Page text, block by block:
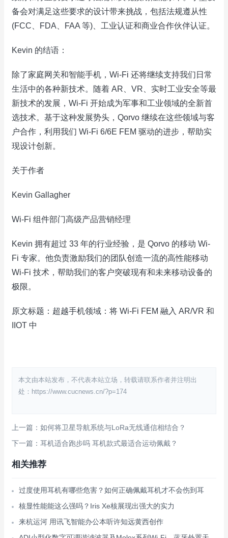
备会对满足这些要求的设计带来挑战，包括法规遵从性
(FCC、FDA、FAA 等)、工业认证和商业合作伙伴认证。
Kevin 的结语：
除了家庭网关和智能手机，Wi-Fi 还将继续支持我们日常
生活中的各种新技术。随着 AR、VR、实时工业安全等最
新技术的发展，Wi-Fi 开始成为军事和工业领域的全新首
选技术。基于这种发展势头，Qorvo 继续在这些领域与客
户合作，利用我们 Wi-Fi 6/6E FEM 驱动的进步，帮助实
现设计创新。
关于作者
Kevin Gallagher
Wi-Fi 组件部门高级产品营销经理
Kevin 拥有超过 33 年的行业经验，是 Qorvo 的移动 Wi-
Fi 专家。他负责激励我们的团队创造一流的高性能移动
Wi-Fi 技术，帮助我们的客户突破现有和未来移动设备的
极限。
原文标题：超越手机领域：将 Wi-Fi FEM 融入 AR/VR 和
IIOT 中
本文由本站发布，不代表本站立场，转载请联系作者并注明出
处：https://www.cucnews.cn/?p=174
上一篇：如何将卫星导航系统与LoRa无线通信相结合？
下一篇：耳机适合跑步吗 耳机款式最适合运动佩戴？
相关推荐
过度使用耳机有哪些危害？如何正确佩戴耳机才不会伤到耳
核显性能能这么强吗？Iris Xe核展现出强大的实力
来杭运河 用讯飞智能办公本听许知远黄西创作